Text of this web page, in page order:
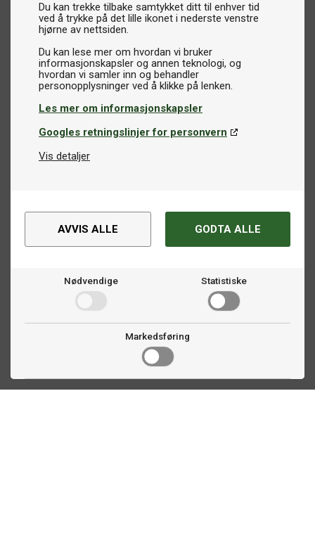
Du kan trekke tilbake samtykket ditt til enhver tid
ved å trykke på det lille ikonet i nederste venstre
hjørne av nettsiden.
Du kan lese mer om hvordan vi bruker
informasjonskapsler og annen teknologi, og
hvordan vi samler inn og behandler
Les mer om informasjonskapsler
Googles retningslinjer for personvern
Vis detaljer
AVVIS ALLE GODTA ALLE
Nødvendige Statistiske
Markedsføring